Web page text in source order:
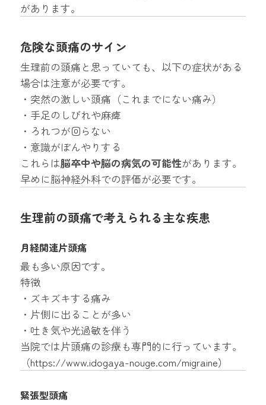
があります。
危険な頭痛のサイン
生理前の頭痛と思っていても、以下の症状がある
場合は注意が必要です。
・突然の激しい頭痛（これまでにない痛み）
・手足のしびれや麻痺
・ろれつが回らない
・意識がぼんやりする
これらは脳卒中や脳の病気の可能性があります。
早めに脳神経外科での評価が必要です。
生理前の頭痛で考えられる主な疾患
月経関連片頭痛
最も多い原因です。
特徴
・ズキズキする痛み
・片側に出ることが多い
・吐き気や光過敏を伴う
当院では片頭痛の診療も専門的に行っています。
（https://www.idogaya-nouge.com/migraine）
緊張型頭痛